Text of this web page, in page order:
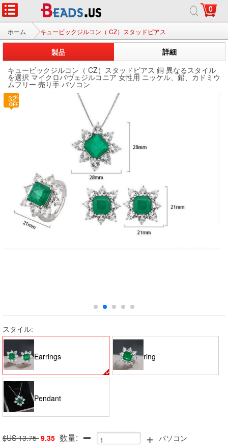
0
ホーム キュービックジルコン（ CZ）スタッドピアス
製品
詳細
キュービックジルコン（ CZ）スタッドピアス 銅 異なるスタイル
を選択 マイクロパヴェジルコニア 女性用 ニッケル、鉛、カドミウ
ムフリー 売り手 パソコン
スタイル:
Earrings ring
Pendant
$US 13.75 9.35 数量: + パソコン